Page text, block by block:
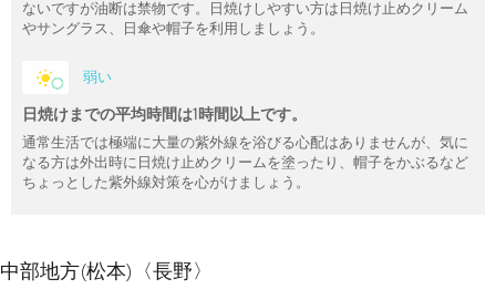
ないですが油断は禁物です。日焼けしやすい方は日焼け止めクリーム
やサングラス、日傘や帽子を利用しましょう。
弱い
日焼けまでの平均時間は1時間以上です。
通常生活では極端に大量の紫外線を浴びる心配はありませんが、気に
なる方は外出時に日焼け止めクリームを塗ったり、帽子をかぶるなど
ちょっとした紫外線対策を心がけましょう。
中部地方(松本)〈長野〉